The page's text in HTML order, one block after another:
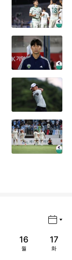
16
월
17
화